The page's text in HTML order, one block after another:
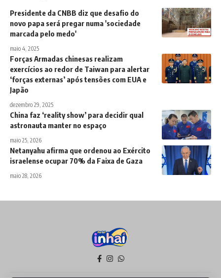
Presidente da CNBB diz que desafio do
novo papa será pregar numa 'sociedade
marcada pelo medo'
maio 4, 2025
Forças Armadas chinesas realizam
exercícios ao redor de Taiwan para alertar
‘forças externas’ após tensões com EUA e
Japão
dezembro 29, 2025
China faz ‘reality show’ para decidir qual
astronauta manter no espaço
maio 25, 2026
Netanyahu afirma que ordenou ao Exército
israelense ocupar 70% da Faixa de Gaza
maio 28, 2026